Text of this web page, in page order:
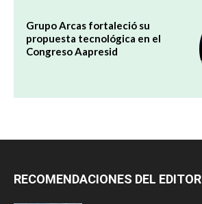
Grupo Arcas fortaleció su
propuesta tecnológica en el
Congreso Aapresid
RECOMENDACIONES DEL EDITOR